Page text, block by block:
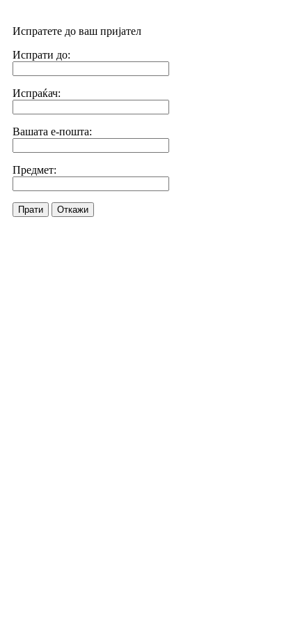
Испратете до ваш пријател
Испрати до:
Испраќач:
Вашата е-пошта:
Предмет:
Прати Откажи